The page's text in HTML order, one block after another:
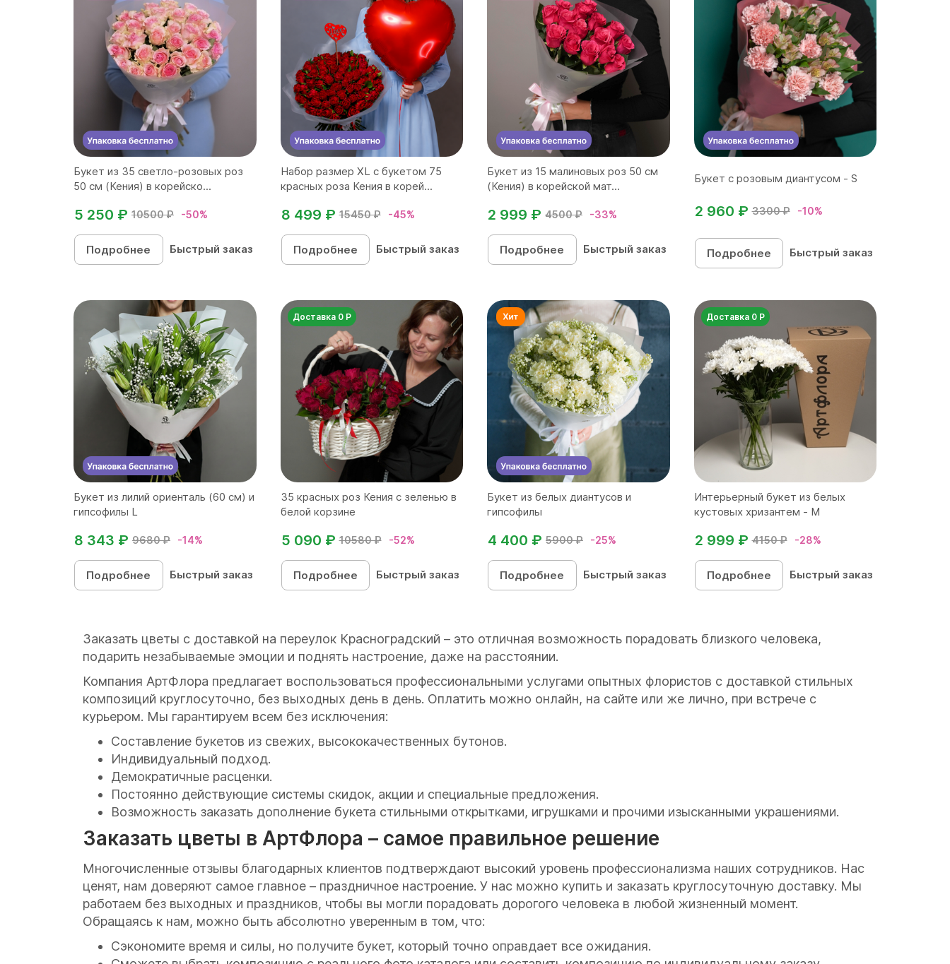
Букет из 35 светло-розовых роз
50 см (Кения) в корейско...
10500 ₽ -50%
5 250 ₽
Подробнее Быстрый заказ
Набор размер ХL с букетом 75
красных роза Кения в корей...
15450 ₽ -45%
8 499 ₽
Подробнее Быстрый заказ
Букет из 15 малиновых роз 50 см
(Кения) в корейской мат...
4500 ₽ -33%
2 999 ₽
Подробнее Быстрый заказ
Букет с розовым диантусом - S
3300 ₽ -10%
2 960 ₽
Подробнее Быстрый заказ
Букет из лилий ориенталь (60 см) и
гипсофилы L
9680 ₽ -14%
8 343 ₽
Подробнее Быстрый заказ
Доставка 0 Р
35 красных роз Кения с зеленью в
белой корзине
10580 ₽ -52%
5 090 ₽
Подробнее Быстрый заказ
Букет из белых диантусов и
гипсофилы
5900 ₽ -25%
4 400 ₽
Подробнее Быстрый заказ
Доставка 0 Р
Интерьерный букет из белых
кустовых хризантем - M
4150 ₽ -28%
2 999 ₽
Подробнее Быстрый заказ
Заказать цветы с доставкой на переулок Красноградский – это отличная возможность порадовать близкого человека,
подарить незабываемые эмоции и поднять настроение, даже на расстоянии.
Компания АртФлора предлагает воспользоваться профессиональными услугами опытных флористов с доставкой стильных
композиций круглосуточно, без выходных день в день. Оплатить можно онлайн, на сайте или же лично, при встрече с
курьером. Мы гарантируем всем без исключения:
Составление букетов из свежих, высококачественных бутонов.
Индивидуальный подход.
Демократичные расценки.
Постоянно действующие системы скидок, акции и специальные предложения.
Возможность заказать дополнение букета стильными открытками, игрушками и прочими изысканными украшениями.
Заказать цветы в АртФлора – самое правильное решение
Многочисленные отзывы благодарных клиентов подтверждают высокий уровень профессионализма наших сотрудников. Нас
ценят, нам доверяют самое главное – праздничное настроение. У нас можно купить и заказать круглосуточную доставку. Мы
работаем без выходных и праздников, чтобы вы могли порадовать дорогого человека в любой жизненный момент.
Обращаясь к нам, можно быть абсолютно уверенным в том, что:
Сэкономите время и силы, но получите букет, который точно оправдает все ожидания.